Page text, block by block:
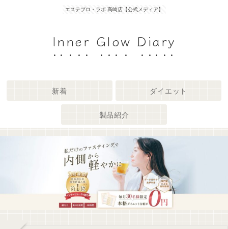
エステプロ・ラボ 高崎店【公式メディア】
Inner Glow Diary
新着 ダイエット
製品紹介